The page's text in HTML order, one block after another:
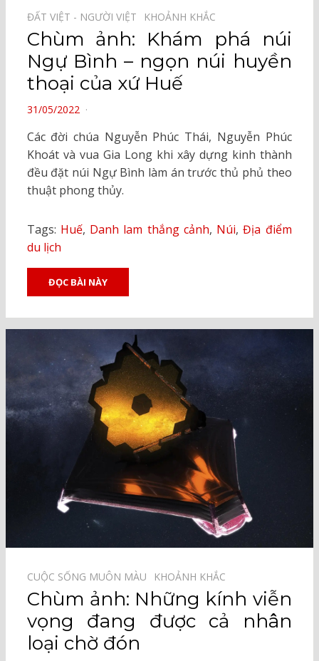
ĐẤT VIỆT - NGƯỜI VIỆT⠀ KHOẢNH KHẮC⠀
Chùm ảnh: Khám phá núi
Ngự Bình – ngọn núi huyền
thoại của xứ Huế
POSTED
31/05/2022
Các đời chúa Nguyễn Phúc Thái, Nguyễn Phúc
Khoát và vua Gia Long khi xây dựng kinh thành
đều đặt núi Ngự Bình làm án trước thủ phủ theo
thuật phong thủy.
Tags: Huế, Danh lam thắng cảnh, Núi,Địa điểm
du lịch
ĐỌC BÀI NÀY
CUỘC SỐNG MUÔN MÀU⠀ KHOẢNH KHẮC⠀
Chùm ảnh: Những kính viễn
vọng đang được cả nhân
loại chờ đón